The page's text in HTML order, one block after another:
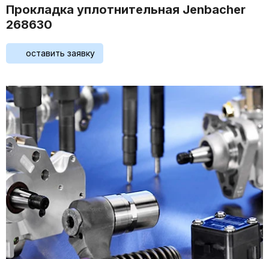
Прокладка уплотнительная Jenbacher
268630
оставить заявку